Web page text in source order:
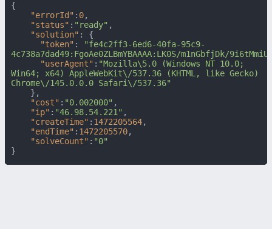
{
"errorId" : 0,
"status" : "ready" ,
"solution" :
{
"token" :
"fe4c2ff3-6ed6-40fa-95c9-
4c738a7dad49:FgoAe0ZLBmYBAAAA:LK0S/m1nGbfjDk/
"userAgent" : "Mozilla\5.0 (Windows NT 10.0;
Win64; x64) AppleWebKit\/537.36 (KHTML, like Gecko)
Chrome\/145.0.0.0 Safari\/537.36"
} ,
"cost" : "0.002000" ,
"ip" : "46.98.54.221" ,
"createTime" : 1472205564,
"endTime" : 1472205570,
"solveCount" : "0"
}